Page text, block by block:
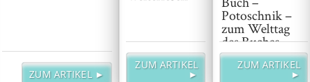
ZUM ARTIKEL ►
ZUM ARTIKEL
►
Potoschnik –
zum Welttag
des Buches
2021“
weiterlesen
ZUM ARTIKEL
►